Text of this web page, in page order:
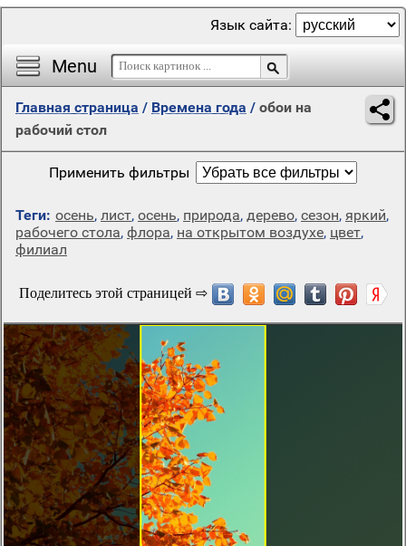
Menu
Язык сайта:
Главная страница / Времена года / обои на
рабочий стол
Применить фильтры
Теги: осень, лист, осень, природа, дерево, сезон, яркий,
рабочего стола, флора, на открытом воздухе, цвет,
филиал